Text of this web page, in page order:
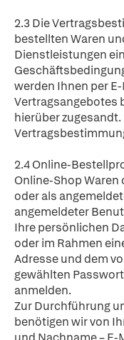
2.3 Die
bestellten Waren
Dienstleistungen
werden Ihnen per
Vertragsangebotes
hierüber
2.4 Online-
Online-Shop
oder als
angemeldeter
Ihre persönlichen
oder im Rahmen
Adresse und dem
gewählten
anmelden.
Zur Durchführung
benötigen wir von